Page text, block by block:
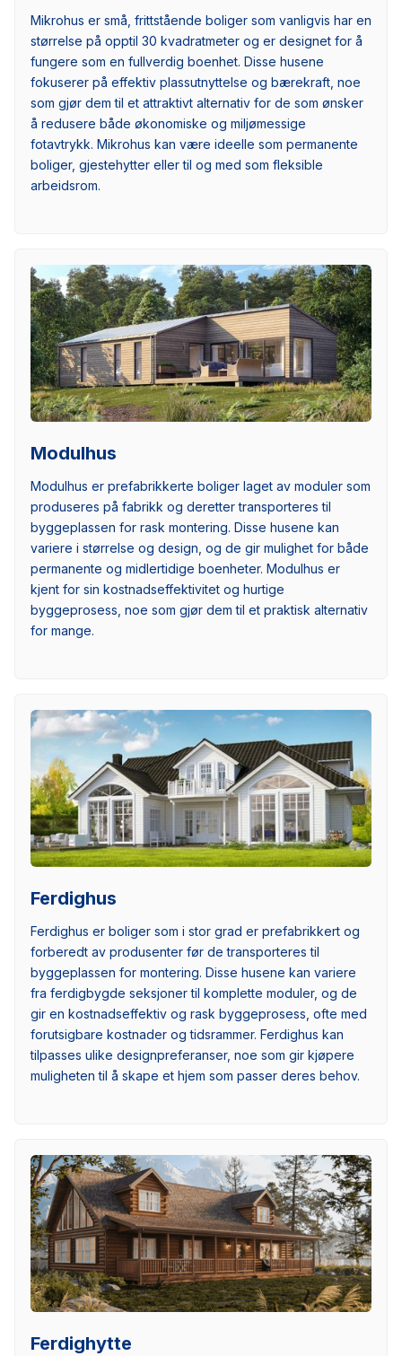
Mikrohus er små, frittstående boliger som vanligvis har en
størrelse på opptil 30 kvadratmeter og er designet for å
fungere som en fullverdig boenhet. Disse husene
fokuserer på effektiv plassutnyttelse og bærekraft, noe
som gjør dem til et attraktivt alternativ for de som ønsker
å redusere både økonomiske og miljømessige
fotavtrykk. Mikrohus kan være ideelle som permanente
boliger, gjestehytter eller til og med som fleksible
arbeidsrom.
Modulhus
Modulhus er prefabrikkerte boliger laget av moduler som
produseres på fabrikk og deretter transporteres til
byggeplassen for rask montering. Disse husene kan
variere i størrelse og design, og de gir mulighet for både
permanente og midlertidige boenheter. Modulhus er
kjent for sin kostnadseffektivitet og hurtige
byggeprosess, noe som gjør dem til et praktisk alternativ
for mange.
Ferdighus
Ferdighus er boliger som i stor grad er prefabrikkert og
forberedt av produsenter før de transporteres til
byggeplassen for montering. Disse husene kan variere
fra ferdigbygde seksjoner til komplette moduler, og de
gir en kostnadseffektiv og rask byggeprosess, ofte med
forutsigbare kostnader og tidsrammer. Ferdighus kan
tilpasses ulike designpreferanser, noe som gir kjøpere
muligheten til å skape et hjem som passer deres behov.
Ferdighytte